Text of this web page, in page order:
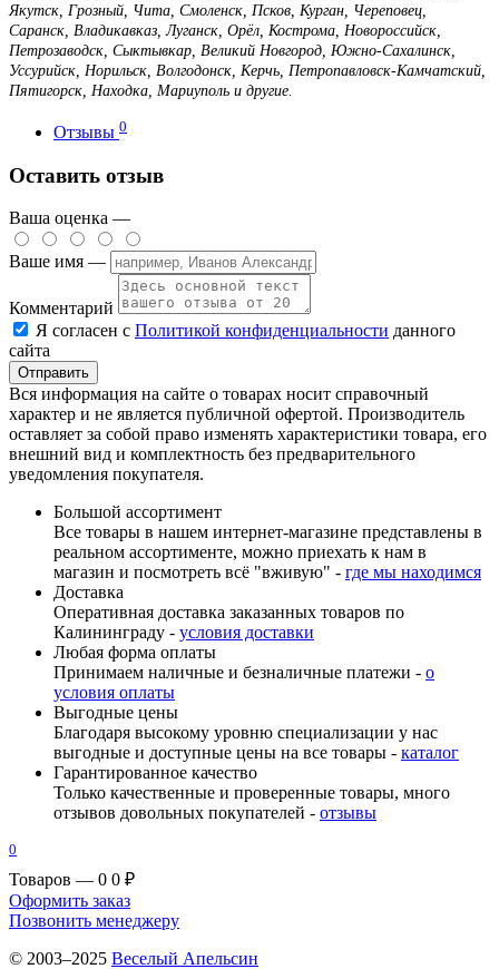
Якутск, Грозный, Чита, Смоленск, Псков, Курган, Череповец,
Саранск, Владикавказ, Луганск, Орёл, Кострома, Новороссийск,
Петрозаводск, Сыктывкар, Великий Новгород, Южно-Сахалинск,
Уссурийск, Норильск, Волгодонск, Керчь, Петропавловск-Камчатский,
Пятигорск, Находка, Мариуполь и другие.
Отзывы 0
Оставить отзыв
Ваша оценка —
Ваше имя —
Комментарий
Я согласен с Политикой конфиденциальности данного
сайта
Вся информация на сайте о товарах носит справочный
характер и не является публичной офертой. Производитель
оставляет за собой право изменять характеристики товара, его
внешний вид и комплектность без предварительного
уведомления покупателя.
Большой ассортимент
Все товары в нашем интернет-магазине представлены в
реальном ассортименте, можно приехать к нам в
магазин и посмотреть всё "вживую" - где мы находимся
Доставка
Оперативная доставка заказанных товаров по
Калининграду - условия доставки
Любая форма оплаты
Принимаем наличные и безналичные платежи - о
условия оплаты
Выгодные цены
Благодаря высокому уровню специализации у нас
выгодные и доступные цены на все товары - каталог
Гарантированное качество
Только качественные и проверенные товары, много
отзывов довольных покупателей - отзывы
0
Товаров — 0 0 ₽
Оформить заказ
Позвонить менеджеру
© 2003–2025 Веселый Апельсин